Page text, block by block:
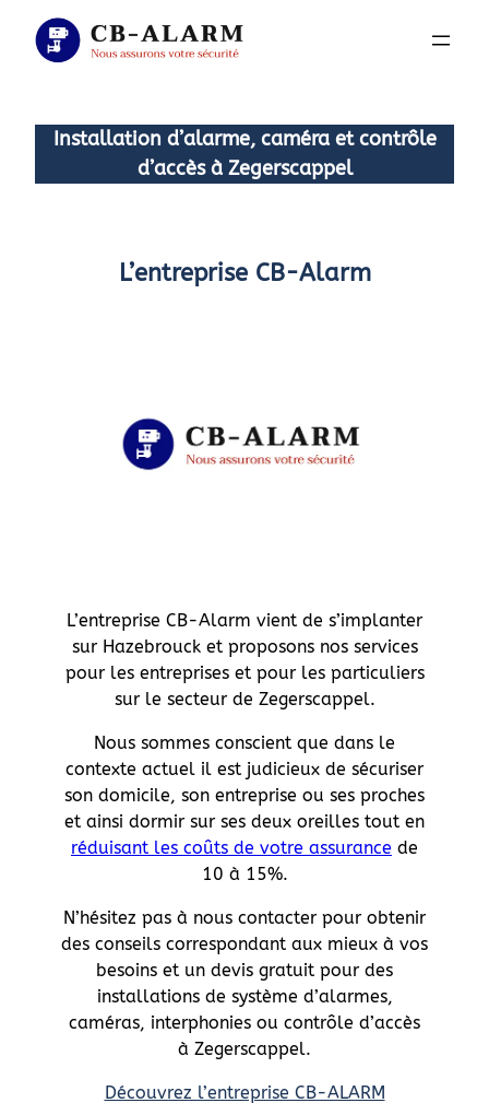
Aller
Installation d’alarme, caméra et contrôle
d’accès à Zegerscappel
L’entreprise CB-Alarm
L’entreprise CB-Alarm vient de s’implanter
sur Hazebrouck et proposons nos services
pour les entreprises et pour les particuliers
sur le secteur de Zegerscappel.
Nous sommes conscient que dans le
contexte actuel il est judicieux de sécuriser
son domicile, son entreprise ou ses proches
et ainsi dormir sur ses deux oreilles tout en
réduisant les coûts de votre assurance de
10 à 15%.
N’hésitez pas à nous contacter pour obtenir
des conseils correspondant aux mieux à vos
besoins et un devis gratuit pour des
installations de système d’alarmes,
caméras, interphonies ou contrôle d’accès
à Zegerscappel.
Découvrez l’entreprise CB-ALARM